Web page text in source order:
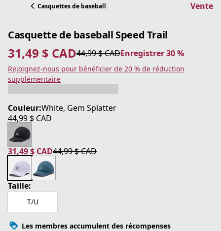
Casquettes de baseball Vente
Casquette de baseball Speed Trail
31,49 $ CAD
prix actuel 31,49 $ CAD44,99 $ CAD
prix original 44,99 $ CAD Enregistrer 30 %
Enregistrer 30 %
Rejoignez-nous pour bénéficier de 20 % de réduction
supplémentaire
Couleur:White, Gem Splatter
44,99 $ CAD
prix actuel 44,99 $ CAD
31,49 $ CAD
prix actuel 31,49 $ CAD
44,99 $ CAD
prix original 44,99 $ CAD
Taille:
T/U
Les membres accumulent des récompenses